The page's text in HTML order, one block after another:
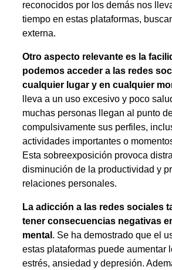
reconocidos por los demás nos
tiempo en estas plataformas,
externa.
Otro aspecto relevante es la
podemos acceder a las redes
cualquier lugar y en cualquier
lleva a un uso excesivo y poco
muchas personas llegan al punto
compulsivamente sus perfiles,
actividades importantes o
Esta sobreexposición provoca
disminución de la productividad y
relaciones personales.
La adicción a las redes sociales
tener consecuencias negativas
mental . Se ha demostrado que el
estas plataformas puede aumentar
estrés, ansiedad y depresión.